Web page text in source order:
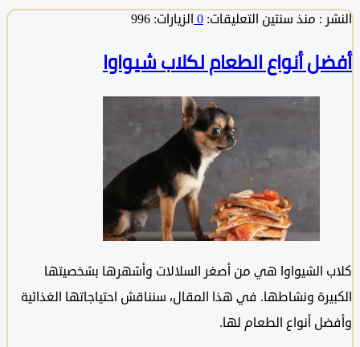
: منذ سنتينالتعليقات:0الزيارات: 996
أنواع الطعام لكلاب شيواوا
الشيواوا هي من أصغر السلالات وأشهرها بشخصيتها
ونشاطها. في هذا المقال، سنناقش احتياجاتها الغذائية
أنواع الطعام لها.